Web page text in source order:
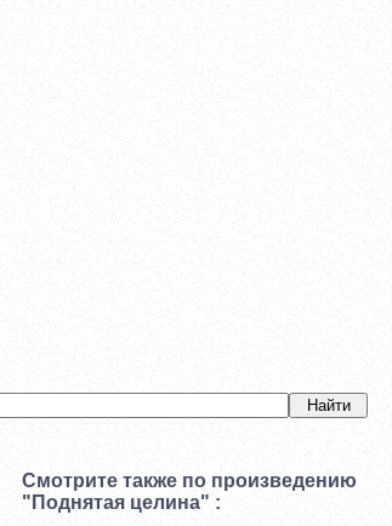
Смотрите также по произведению
"Поднятая целина" :